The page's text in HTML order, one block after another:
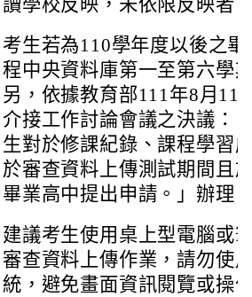
讀學校反映，未依限反映者
考生若為110學年度以後之
程中央資料庫第一至第六學
另，依據教育部111年8月11
介接工作討論會議之決議：
生對於修課紀錄、課程學習
於審查資料上傳測試期間且
畢業高中提出申請。」辦理
建議考生使用桌上型電腦或
審查資料上傳作業，請勿使
統，避免畫面資訊閱覽或操